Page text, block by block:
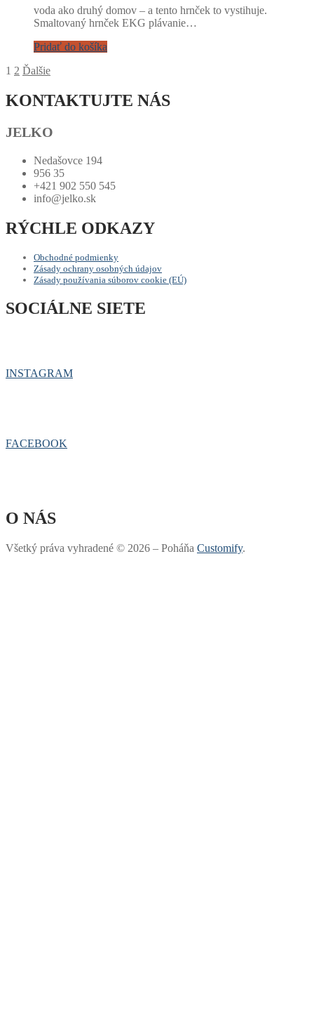
voda ako druhý domov – a tento hrnček to vystihuje.
Smaltovaný hrnček EKG plávanie…
Pridať do košíka
Stránkovanie
príspevkov
1 2 Ďalšie
KONTAKTUJTE NÁS
JELKO
Nedašovce 194
956 35
+421 902 550 545
info@jelko.sk
RÝCHLE ODKAZY
Obchodné podmienky
Zásady ochrany osobných údajov
Zásady používania súborov cookie (EÚ)
SOCIÁLNE SIETE
INSTAGRAM
FACEBOOK
O NÁS
Všetký práva vyhradené © 2026 – Poháňa Customify.